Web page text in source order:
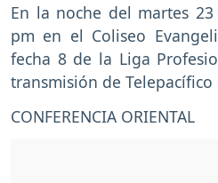
En la noche del martes
pm en el Coliseo
fecha 8 de la Liga
transmisión de
CONFERENCIA ORIENTAL